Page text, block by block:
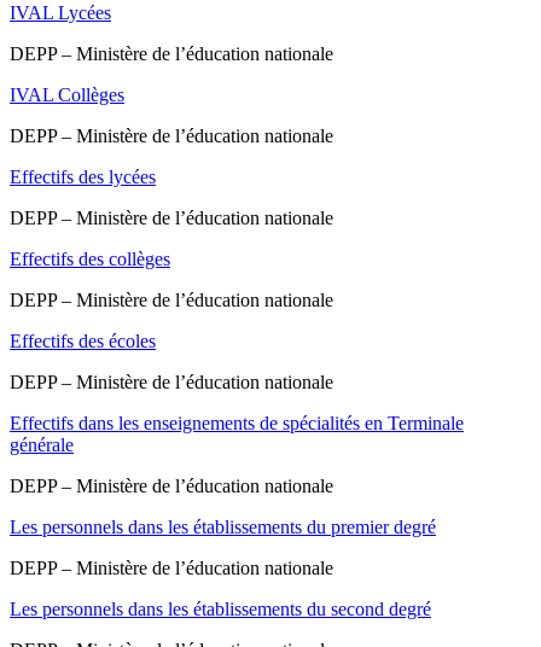
IVAL Lycées
DEPP – Ministère de l’éducation nationale
IVAL Collèges
DEPP – Ministère de l’éducation nationale
Effectifs des lycées
DEPP – Ministère de l’éducation nationale
Effectifs des collèges
DEPP – Ministère de l’éducation nationale
Effectifs des écoles
DEPP – Ministère de l’éducation nationale
Effectifs dans les enseignements de spécialités en Terminale
générale
DEPP – Ministère de l’éducation nationale
Les personnels dans les établissements du premier degré
DEPP – Ministère de l’éducation nationale
Les personnels dans les établissements du second degré